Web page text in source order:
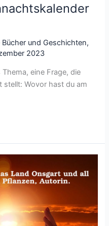
Bücher und Geschichten,
2023
eine Frage, die
stellt: Wovor hast du am